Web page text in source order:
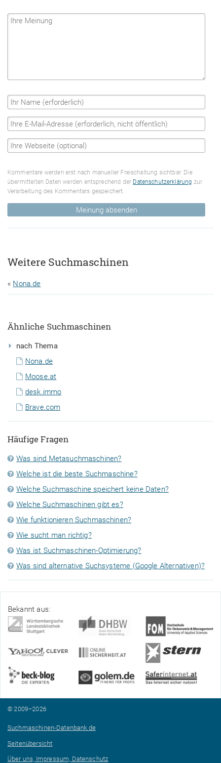
Kommentare werden erst nach manueller Freischaltung sichtbar. Die
übermittelten Daten werden entsprechend der Datenschutzerklärung zur
Verarbeitung des Kommentars gespeichert.
Meinung absenden
Weitere Suchmaschinen
« Nona.de
Ähnliche Suchmaschinen
nach Thema
Nona.de
Moose.at
desk.immo
Brave.com
Häufige Fragen
Was sind Metasuchmaschinen?
Welche ist die beste Suchmaschine?
Welche Suchmaschine speichert keine Daten?
Welche Suchmaschinen gibt es?
Wie funktionieren Suchmaschinen?
Wie sucht man richtig?
Was ist Suchmaschinen-Optimierung?
Was sind alternative Suchsysteme (Google Alternativen)?
Bekannt aus:
© 2009–2026
Suchmaschinen-Datenbank.de
Seitenübersicht
Über uns, Impressum, Datenschutz